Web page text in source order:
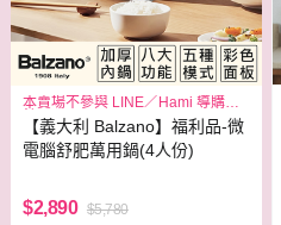
本賣場不參與 LINE／Hami 導購回
饋【義大利 Balzano】福利品-微
電腦舒肥萬用鍋(4人份)
$2,890 $5,780